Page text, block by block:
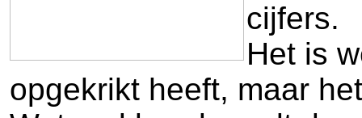
cijfers.
Het is
opgekrikt heeft, maar